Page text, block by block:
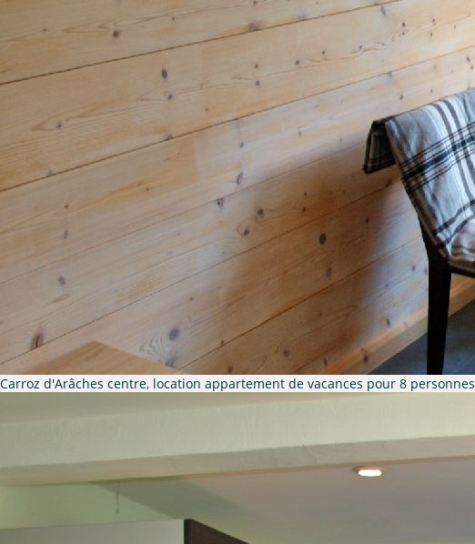
Carroz d'Arâches centre, location appartement de vacances pour 8 personnes